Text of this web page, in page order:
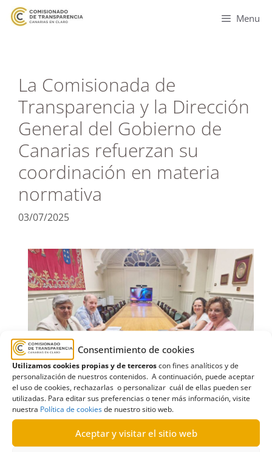
Consentimiento de cookies
Utilizamos cookies propias y de terceroscon fines analíticos y de
personalización de nuestros contenidos. A continuación, puede aceptar
el uso de cookies, rechazarlas o personalizar cuál de ellas pueden ser
utilizadas. Para editar sus preferencias o tener más información, visite
nuestra Política de cookiesde nuestro sitio web.
Aceptar y visitar el sitio web
Menu
La Comisionada de
Transparencia y la Dirección
General del Gobierno de
Canarias refuerzan su
coordinación en materia
normativa
03/07/2025
La Comisionada de Transparencia y Acceso a la
Información Pública, Noelia García, mantuvo este